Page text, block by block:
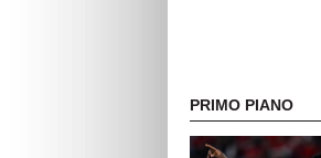
PRIMO PIANO